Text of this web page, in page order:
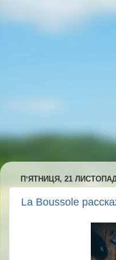
ПʼЯТНИЦЯ, 21
La Boussole